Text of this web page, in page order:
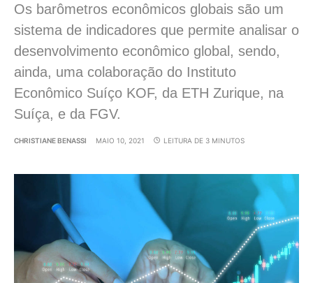
Os barômetros econômicos globais são um
sistema de indicadores que permite analisar o
desenvolvimento econômico global, sendo,
ainda, uma colaboração do Instituto
Econômico Suíço KOF, da ETH Zurique, na
Suíça, e da FGV.
CHRISTIANE BENASSI MAIO 10, 2021 LEITURA DE 3 MINUTOS